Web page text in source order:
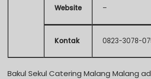
Website –
Kontak 0823-3078-
Bakul Sekul Catering Malang Malang